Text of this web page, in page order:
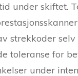
under skiftet.
strekkoder
toleranse for
under